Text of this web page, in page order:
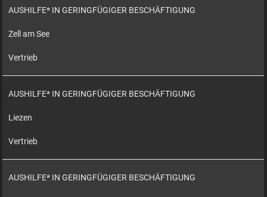
AUSHILFE* IN GERINGFÜGIGER BESCHÄFTIGUNG
Zell am See
Vertrieb
AUSHILFE* IN GERINGFÜGIGER BESCHÄFTIGUNG
Liezen
Vertrieb
AUSHILFE* IN GERINGFÜGIGER BESCHÄFTIGUNG